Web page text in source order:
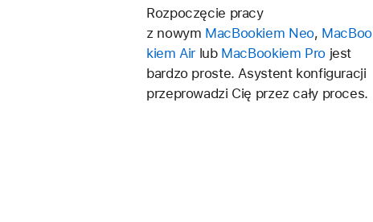
Rozpoczęcie pracy
z nowym MacBookiem Neo, MacBoo
kiem Air lub MacBookiem Projest
bardzo proste. Asystent konfiguracji
przeprowadzi Cię przez cały proces.